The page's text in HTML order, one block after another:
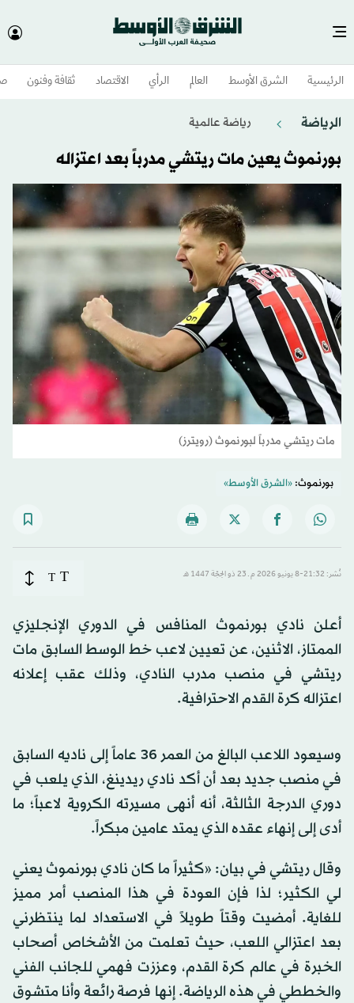
الرئيسية الشرق الأوسط​ العالم الرأي الاقتصاد ثقافة وفنون
الرياضة رياضة عالمية
بورنموث يعين مات ريتشي مدرباً بعد اعتزاله
مات ريتشي مدرباً لبورنموث (رويترز)
بورنموث:«الشرق الأوسط»
نُشر: 21:32-8 يونيو 2026 م ـ 23 ذو الحِجّة 1447 هـ T
T
أعلن نادي بورنموث المنافس في الدوري الإنجليزي
الممتاز، الاثنين، عن تعيين لاعب خط الوسط السابق مات
ريتشي في منصب مدرب النادي، وذلك عقب إعلانه
اعتزاله كرة القدم الاحترافية.
وسيعود اللاعب البالغ من العمر 36 عاماً إلى ناديه السابق
في منصب جديد بعد أن أكد نادي ريدينغ، الذي يلعب في
دوري الدرجة الثالثة، أنه أنهى مسيرته الكروية لاعباً؛ ما
أدى إلى إنهاء عقده الذي يمتد عامين مبكراً.
وقال ريتشي في بيان: «كثيراً ما كان نادي بورنموث يعني
لي الكثير؛ لذا فإن العودة في هذا المنصب أمر مميز
للغاية. أمضيت وقتاً طويلاً في الاستعداد لما ينتظرني
بعد اعتزالي اللعب، حيث تعلمت من الأشخاص أصحاب
الخبرة في عالم كرة القدم، وعززت فهمي للجانب الفني
والخططي في هذه الرياضة. إنها فرصة رائعة وأنا متشوق